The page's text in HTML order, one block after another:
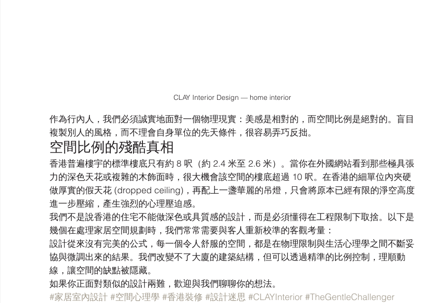
CLAY Interior Design — home interior
作為行內人，我們必須誠實地面對一個物理現實：美感是相對的，而空間比例是絕對的。盲目
複製別人的風格，而不理會自身單位的先天條件，很容易弄巧反拙。
空間比例的殘酷真相
香港普遍樓宇的標準樓底只有約 8 呎（約 2.4 米至 2.6 米）。當你在外國網站看到那些極具張
力的深色天花或複雜的木飾面時，很大機會該空間的樓底超過 10 呎。在香港的細單位內夾硬
做厚實的假天花 (dropped ceiling)，再配上一盞華麗的吊燈，只會將原本已經有限的淨空高度
進一步壓縮，產生強烈的心理壓迫感。
我們不是說香港的住宅不能做深色或具質感的設計，而是必須懂得在工程限制下取捨。以下是
幾個在處理家居空間規劃時，我們常常需要與客人重新校準的客觀考量：
設計從來沒有完美的公式，每一個令人舒服的空間，都是在物理限制與生活心理學之間不斷妥
協與微調出來的結果。我們改變不了大廈的建築結構，但可以透過精準的比例控制，理順動
線，讓空間的缺點被隱藏。
如果你正面對類似的設計兩難，歡迎與我們聊聊你的想法。
#家居室內設計 #空間心理學 #香港裝修 #設計迷思 #CLAYInterior #TheGentleChallenger